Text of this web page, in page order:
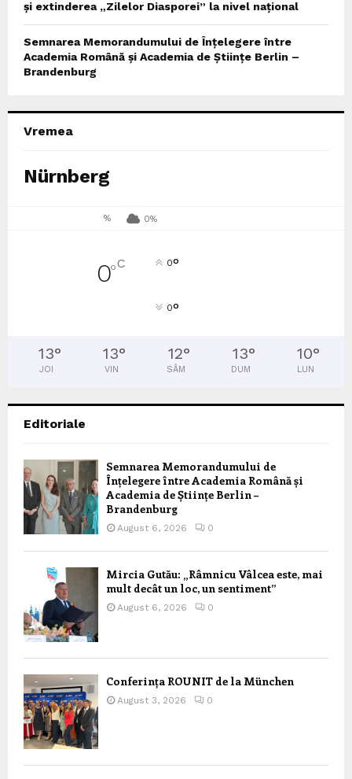
și extinderea „Zilelor Diasporei” la nivel național
Semnarea Memorandumului de Înțelegere între
Academia Română și Academia de Științe Berlin –
Brandenburg
Vremea
Nürnberg
% 0%
0°C 0°
0°
13°
JOI
13°
VIN
12°
SÂM
13°
DUM
10°
LUN
Editoriale
Semnarea Memorandumului de
Înțelegere între Academia Română și
Academia de Științe Berlin –
Brandenburg
August 6, 2026 0
Mircia Gutău: „Râmnicu Vâlcea este, mai
mult decât un loc, un sentiment”
August 6, 2026 0
Conferința ROUNIT de la München
August 3, 2026 0